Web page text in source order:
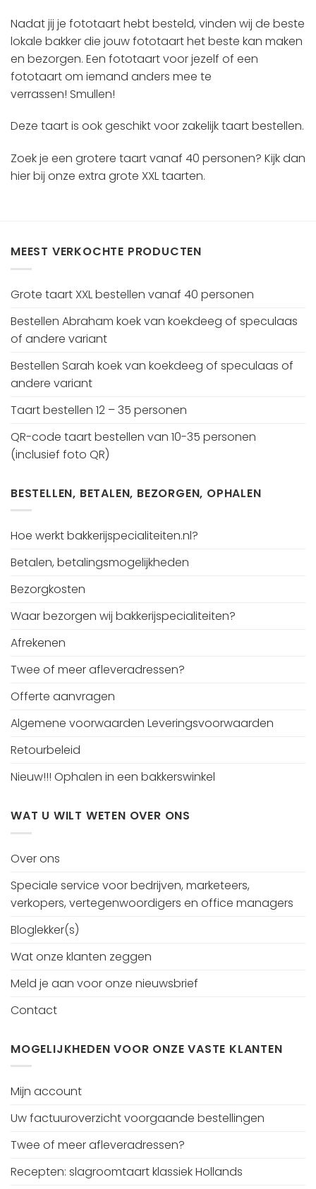
Nadat jij je fototaart hebt besteld, vinden wij de beste
lokale bakker die jouw fototaart het beste kan maken
en bezorgen. Een fototaart voor jezelf of een
fototaart om iemand anders mee te
verrassen! Smullen!
Deze taart is ook geschikt voor zakelijk taart bestellen.
Zoek je een grotere taart vanaf 40 personen? Kijk dan
hier bij onze extra grote XXL taarten.
MEEST VERKOCHTE PRODUCTEN
Grote taart XXL bestellen vanaf 40 personen
Bestellen Abraham koek van koekdeeg of speculaas
of andere variant
Bestellen Sarah koek van koekdeeg of speculaas of
andere variant
Taart bestellen 12 – 35 personen
QR-code taart bestellen van 10-35 personen
(inclusief foto QR)
BESTELLEN, BETALEN, BEZORGEN, OPHALEN
Hoe werkt bakkerijspecialiteiten.nl?
Betalen, betalingsmogelijkheden
Bezorgkosten
Waar bezorgen wij bakkerijspecialiteiten?
Afrekenen
Twee of meer afleveradressen?
Offerte aanvragen
Algemene voorwaarden Leveringsvoorwaarden
Retourbeleid
Nieuw!!! Ophalen in een bakkerswinkel
WAT U WILT WETEN OVER ONS
Over ons
Speciale service voor bedrijven, marketeers,
verkopers, vertegenwoordigers en office managers
Bloglekker(s)
Wat onze klanten zeggen
Meld je aan voor onze nieuwsbrief
Contact
MOGELIJKHEDEN VOOR ONZE VASTE KLANTEN
Mijn account
Uw factuuroverzicht voorgaande bestellingen
Twee of meer afleveradressen?
Recepten: slagroomtaart klassiek Hollands